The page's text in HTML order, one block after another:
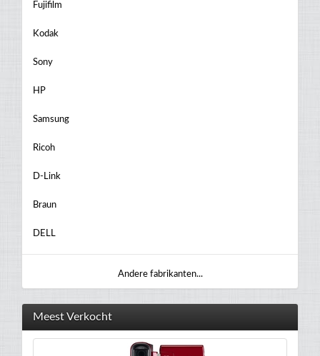
Fujifilm
Kodak
Sony
HP
Samsung
Ricoh
D-Link
Braun
DELL
Andere fabrikanten...
Meest Verkocht